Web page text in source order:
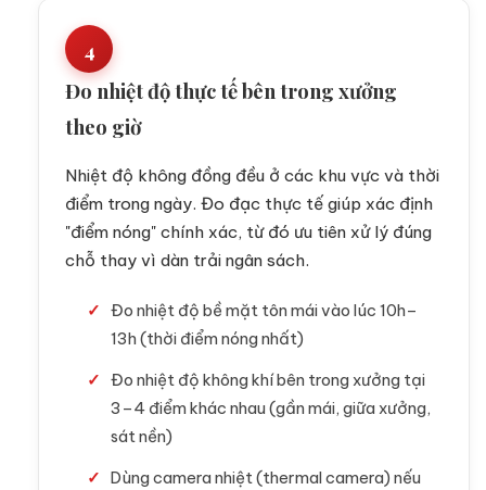
4
Đo nhiệt độ thực tế bên trong xưởng
theo giờ
Nhiệt độ không đồng đều ở các khu vực và thời
điểm trong ngày. Đo đạc thực tế giúp xác định
"điểm nóng" chính xác, từ đó ưu tiên xử lý đúng
chỗ thay vì dàn trải ngân sách.
Đo nhiệt độ bề mặt tôn mái vào lúc 10h–
13h (thời điểm nóng nhất)
Đo nhiệt độ không khí bên trong xưởng tại
3–4 điểm khác nhau (gần mái, giữa xưởng,
sát nền)
Dùng camera nhiệt (thermal camera) nếu